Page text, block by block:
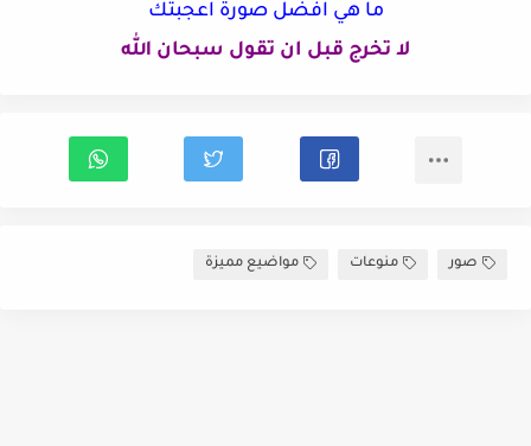
ما هي افضل صورة اعجبتك
لا تخرج قبل ان تقول سبحان الله
صور منوعات مواضيع مميزة